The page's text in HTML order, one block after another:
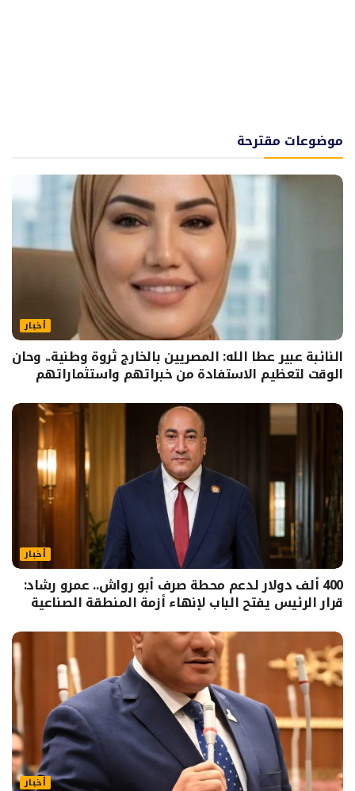
موضوعات مقترحة
أخبار
النائبة عبير عطا الله: المصريين بالخارج ثروة وطنية.. وحان
الوقت لتعظيم الاستفادة من خبراتهم واستثماراتهم
أخبار
400 ألف دولار لدعم محطة صرف أبو رواش.. عمرو رشاد:
قرار الرئيس يفتح الباب لإنهاء أزمة المنطقة الصناعية
أخبار